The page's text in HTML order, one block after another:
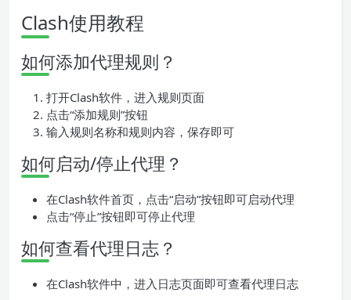
Clash使用教程
如何添加代理规则？
打开Clash软件，进入规则页面
点击“添加规则”按钮
输入规则名称和规则内容，保存即可
如何启动/停止代理？
在Clash软件首页，点击“启动”按钮即可启动代理
点击“停止”按钮即可停止代理
如何查看代理日志？
在Clash软件中，进入日志页面即可查看代理日志